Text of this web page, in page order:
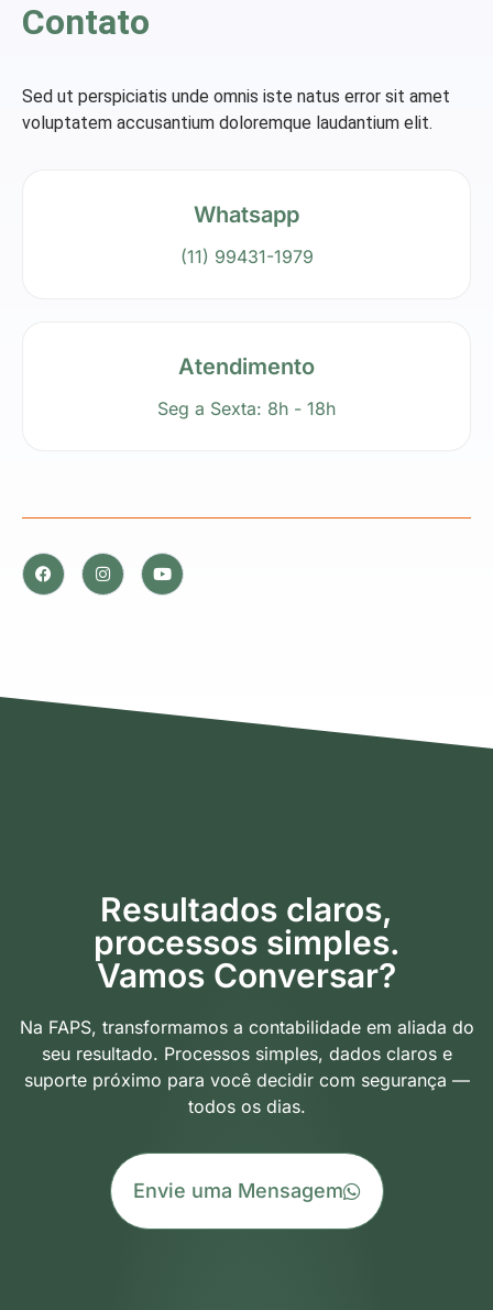
Contato
Sed ut perspiciatis unde omnis iste natus error sit amet
voluptatem accusantium doloremque laudantium elit.
Whatsapp
(11) 99431-1979
Atendimento
Seg a Sexta: 8h - 18h
Resultados claros,
processos simples.
Vamos Conversar?
Na FAPS, transformamos a contabilidade em aliada do
seu resultado. Processos simples, dados claros e
suporte próximo para você decidir com segurança —
todos os dias.
Envie uma Mensagem